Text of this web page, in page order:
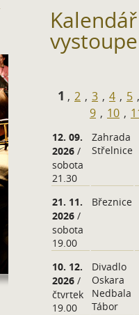
Kalendář
1 , 2 , 3 , 4 , 5
9 , 10 ,
12. 09.
2026 /
sobota
21.30
Zahrada
Střelnice
21. 11.
2026 /
sobota
19.00
Březnice
10. 12.
2026 /
čtvrtek
19.00
Divadlo
Oskara
Nedbala
Tábor